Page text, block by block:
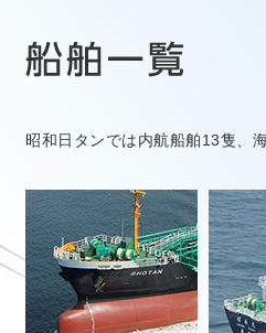
昭和日タンでは内航船舶13隻、